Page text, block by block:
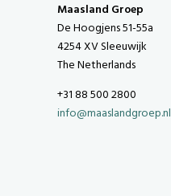
Maasland Groep
De Hoogjens 51-55a
4254 XV Sleeuwijk
The Netherlands
+31 88 500 2800
info@maaslandgroep.nl